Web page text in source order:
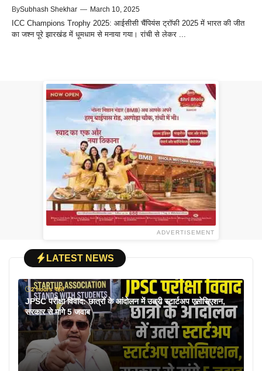
BySubhash Shekhar — March 10, 2025
ICC Champions Trophy 2025: आईसीसी चैंपियंस ट्रॉफी 2025 में भारत की जीत
का जश्न पूरे झारखंड में धूमधाम से मनाया गया। रांची से लेकर ...
ADVERTISEMENT
LATEST NEWS
2 hours पहले
JPSC परीक्षा विवाद: छात्रों के आंदोलन में उतरी स्टार्टअप एसोसिएशन,
सरकार से मांगे 5 जवाब